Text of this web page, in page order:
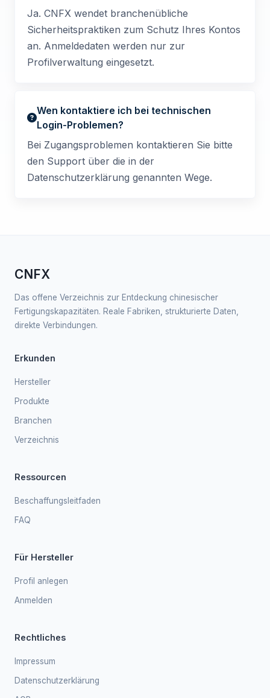
Ja. CNFX wendet branchenübliche
Sicherheitspraktiken zum Schutz Ihres Kontos
an. Anmeldedaten werden nur zur
Profilverwaltung eingesetzt.
Wen kontaktiere ich bei technischen
Login-Problemen?
Bei Zugangsproblemen kontaktieren Sie bitte
den Support über die in der
Datenschutzerklärung genannten Wege.
CNFX
Das offene Verzeichnis zur Entdeckung chinesischer
Fertigungskapazitäten. Reale Fabriken, strukturierte Daten,
direkte Verbindungen.
Erkunden
Hersteller
Produkte
Branchen
Verzeichnis
Ressourcen
Beschaffungsleitfaden
FAQ
Für Hersteller
Profil anlegen
Anmelden
Rechtliches
Impressum
Datenschutzerklärung